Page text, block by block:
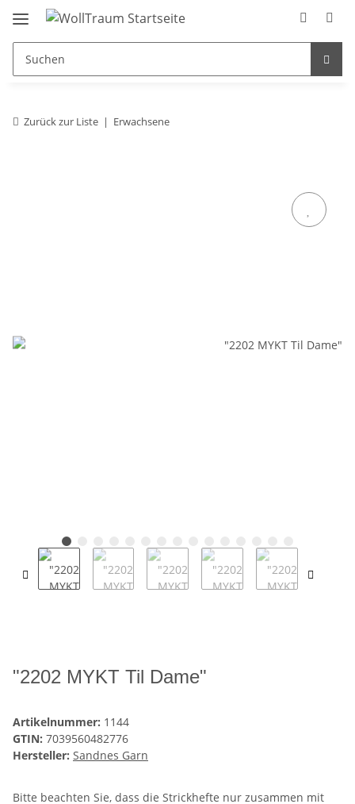
Zurück zur Liste Erwachsene
"2202 MYKT Til Dame"
Artikelnummer: 1144
GTIN: 7039560482776
Hersteller: Sandnes Garn
Bitte beachten Sie, dass die Strickhefte nur zusammen mit